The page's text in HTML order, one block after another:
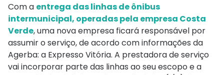
Com a entrega das linhas de ônibus
intermunicipal, operadas pela empresa Costa
Verde, uma nova empresa ficará responsável por
assumir o serviço, de acordo com informações da
Agerba: a Expresso Vitória. A prestadora de serviço
vai incorporar parte das linhas ao seu escopo e a